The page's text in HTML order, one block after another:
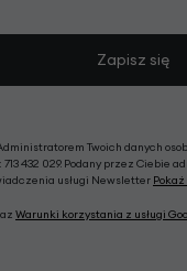
Zapisz się
Twoich danych
432 029. Podany przez Ciebie
usługi Newsletter
Warunki korzystania z usługi